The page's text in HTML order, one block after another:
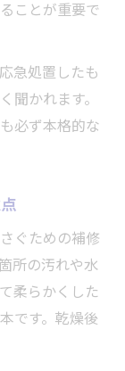
ことが重要で
急処置したも
聞かれます。
必ず本格的な
ぐための補修
所の汚れや水
柔らかくした
です。乾燥後